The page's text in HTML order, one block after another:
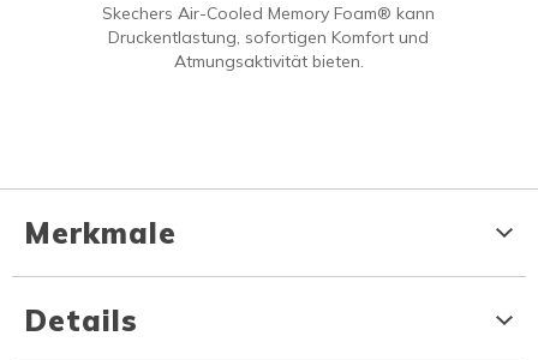
Skechers Air-Cooled Memory Foam® kann
Druckentlastung, sofortigen Komfort und
Atmungsaktivität bieten.
Merkmale
Details